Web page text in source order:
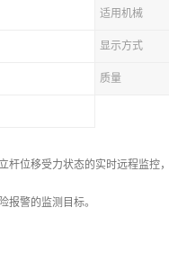
适用机械
显示方式
质量
位移受力状态的实时远程监
报警的监测目标。